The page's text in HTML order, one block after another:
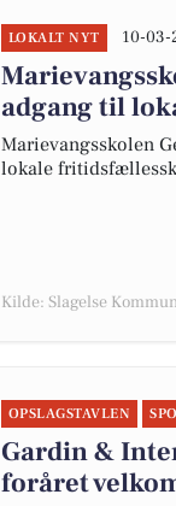
LOKALT NYT 10-03-
adgang til
Marievangsskolen
lokale
Kilde: Slagelse
OPSLAGSTAVLEN
Gardin &
foråret